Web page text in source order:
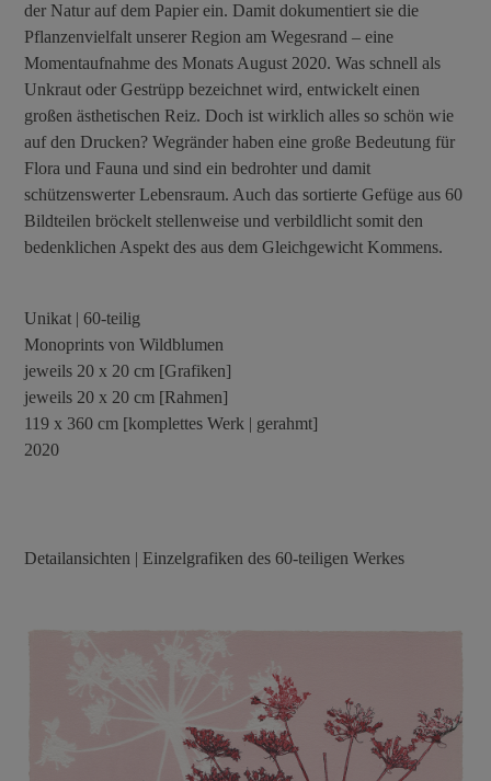
der Natur auf dem Papier ein. Damit dokumentiert sie die
Pflanzenvielfalt unserer Region am Wegesrand – eine
Momentaufnahme des Monats August 2020. Was schnell als
Unkraut oder Gestrüpp bezeichnet wird, entwickelt einen
großen ästhetischen Reiz. Doch ist wirklich alles so schön wie
auf den Drucken? Wegränder haben eine große Bedeutung für
Flora und Fauna und sind ein bedrohter und damit
schützenswerter Lebensraum. Auch das sortierte Gefüge aus 60
Bildteilen bröckelt stellenweise und verbildlicht somit den
bedenklichen Aspekt des aus dem Gleichgewicht Kommens.
Unikat | 60-teilig
Monoprints von Wildblumen
jeweils 20 x 20 cm [Grafiken]
jeweils 20 x 20 cm [Rahmen]
119 x 360 cm [komplettes Werk | gerahmt]
2020
Detailansichten | Einzelgrafiken des 60-teiligen Werkes